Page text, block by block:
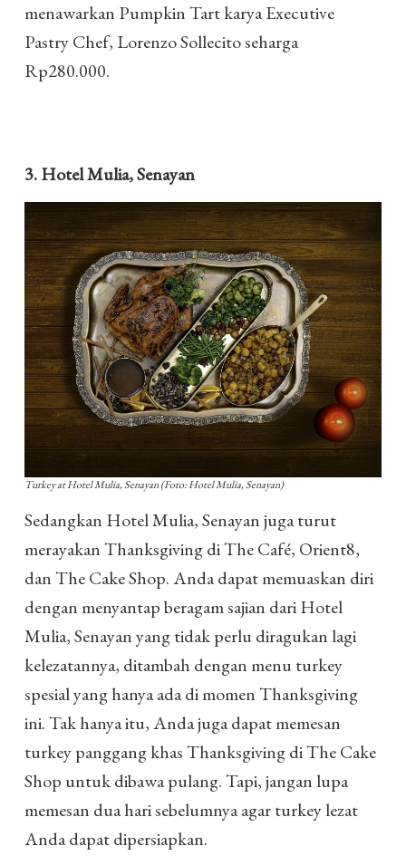
menawarkan Pumpkin Tart karya Executive
Pastry Chef, Lorenzo Sollecito seharga
Rp280.000.
3. Hotel Mulia, Senayan
Turkey at Hotel Mulia, Senayan (Foto: Hotel Mulia, Senayan)
Sedangkan Hotel Mulia, Senayan juga turut
merayakan Thanksgiving di The Café, Orient8,
dan The Cake Shop. Anda dapat memuaskan diri
dengan menyantap beragam sajian dari Hotel
Mulia, Senayan yang tidak perlu diragukan lagi
kelezatannya, ditambah dengan menu turkey
spesial yang hanya ada di momen Thanksgiving
ini. Tak hanya itu, Anda juga dapat memesan
turkey panggang khas Thanksgiving di The Cake
Shop untuk dibawa pulang. Tapi, jangan lupa
memesan dua hari sebelumnya agar turkey lezat
Anda dapat dipersiapkan.